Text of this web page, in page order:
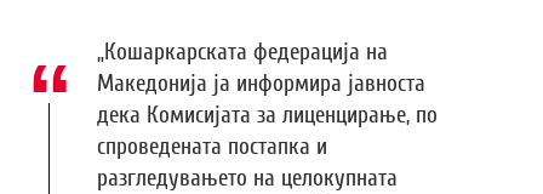
„Кошаркарската федерација на
Македонија ја информира јавноста
дека Комисијата за лиценцирање, по
спроведената постапка и
разгледувањето на целокупната